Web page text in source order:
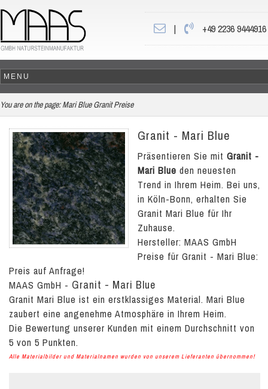
| +49 2236 9444916
You are on the page: Mari Blue Granit Preise
Granit - Mari Blue
Präsentieren Sie mit Granit -
Mari Blue den neuesten
Trend in Ihrem Heim. Bei uns,
in Köln-Bonn, erhalten Sie
Granit Mari Blue für Ihr
Zuhause.
Hersteller: MAAS GmbH
Preise für Granit - Mari Blue:
Preis auf Anfrage!
MAAS GmbH - Granit - Mari Blue
Granit Mari Blue ist ein erstklassiges Material. Mari Blue
zaubert eine angenehme Atmosphäre in Ihrem Heim.
Die Bewertung unserer Kunden mit einem Durchschnitt von
5 von 5 Punkten.
Alle Materialbilder und Materialnamen wurden von unserem Lieferanten übernommen!